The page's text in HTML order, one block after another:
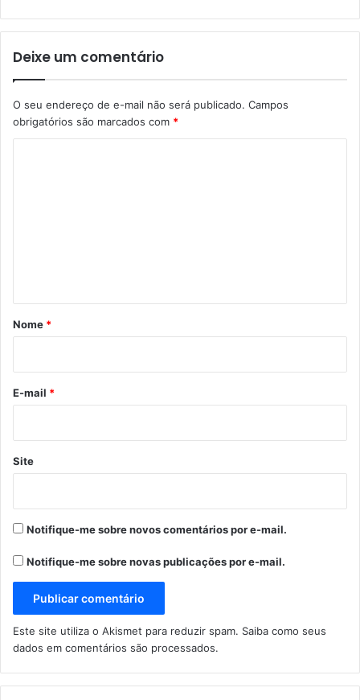
Deixe um comentário
O seu endereço de e-mail não será publicado. Campos
obrigatórios são marcados com *
r
*
Nome *
E-mail *
Site
Notifique-me sobre novos comentários por e-mail.
Notifique-me sobre novas publicações por e-mail.
Este site utiliza o Akismet para reduzir spam. Saiba como seus
dados em comentários são processados.